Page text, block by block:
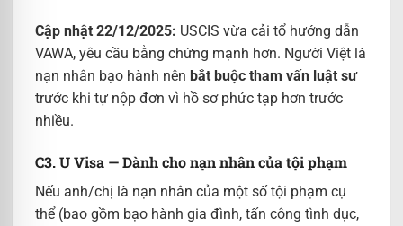
Cập nhật 22/12/2025: USCIS vừa cải tổ hướng dẫn
VAWA, yêu cầu bằng chứng mạnh hơn. Người Việt là
nạn nhân bạo hành nên bắt buộc tham vấn luật sư
trước khi tự nộp đơn vì hồ sơ phức tạp hơn trước
nhiều.
C3. U Visa — Dành cho nạn nhân của tội phạm
Nếu anh/chị là nạn nhân của một số tội phạm cụ
thể (bao gồm bạo hành gia đình, tấn công tình dục,